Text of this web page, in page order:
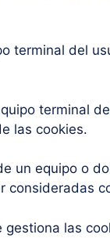
terminal del
terminal
las cookies.
un equipo o
consideradas
las